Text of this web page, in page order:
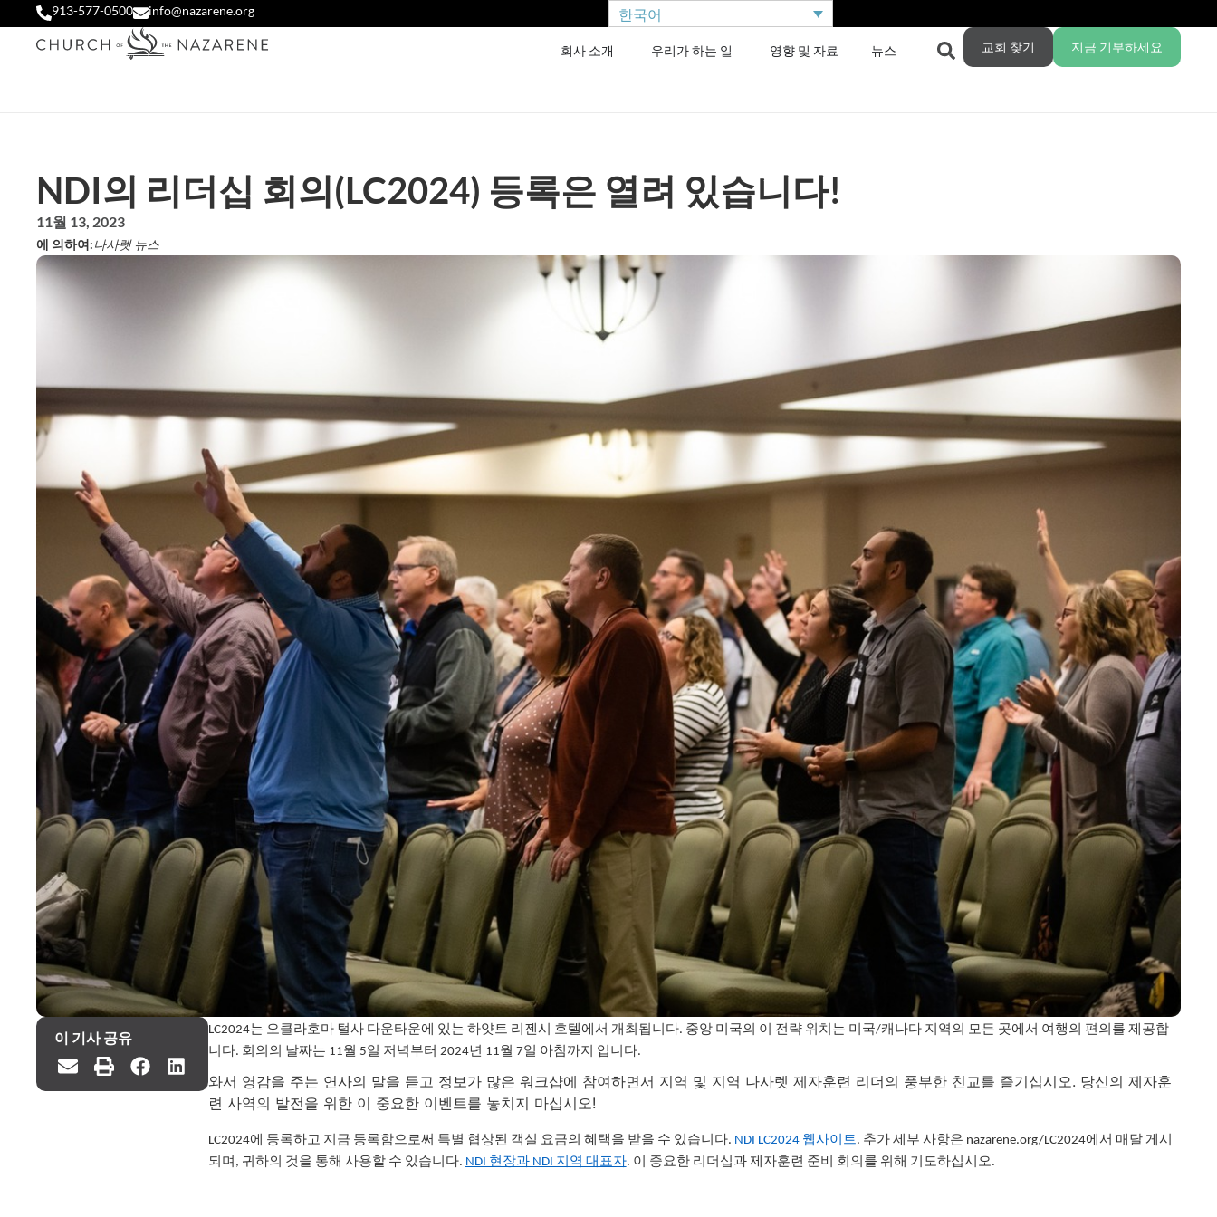
913-577-0500 info@nazarene.org 한국어
회사 소개 우리가 하는 일 영향 및 자료 뉴스 교회 찾기 지금 기부하세요
NDI의 리더십 회의(LC2024) 등록은 열려 있습니다!
11월 13, 2023
에 의하여:나사렛 뉴스
이 기사 공유
LC2024는 오클라호마 털사 다운타운에 있는 하얏트 리젠시 호텔에서 개최됩니다. 중앙 미국의 이 전략 위치는 미국/캐나다 지역의 모든 곳에서 여행의 편의를 제공합
니다. 회의의 날짜는 11월 5일 저녁부터 2024년 11월 7일 아침까지 입니다.
와서 영감을 주는 연사의 말을 듣고 정보가 많은 워크샵에 참여하면서 지역 및 지역 나사렛 제자훈련 리더의 풍부한 친교를 즐기십시오. 당신의 제자훈
련 사역의 발전을 위한 이 중요한 이벤트를 놓치지 마십시오!
LC2024에 등록하고 지금 등록함으로써 특별 협상된 객실 요금의 혜택을 받을 수 있습니다. NDI LC2024 웹사이트. 추가 세부 사항은 nazarene.org/LC2024에서 매달 게시
되며, 귀하의 것을 통해 사용할 수 있습니다. NDI 현장과 NDI 지역 대표자. 이 중요한 리더십과 제자훈련 준비 회의를 위해 기도하십시오.